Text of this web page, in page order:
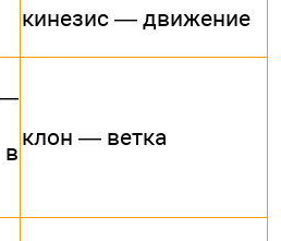
кинезис — движение
клон — ветка